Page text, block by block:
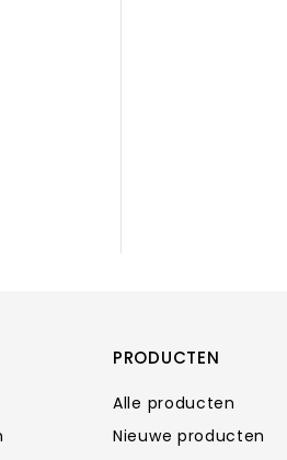
PRODUCTEN
Alle producten
Nieuwe producten